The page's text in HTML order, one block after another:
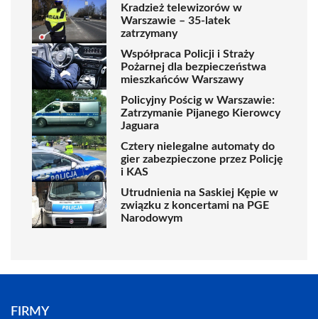
Kradzież telewizorów w
Warszawie – 35-latek
zatrzymany
Współpraca Policji i Straży
Pożarnej dla bezpieczeństwa
mieszkańców Warszawy
Policyjny Pościg w Warszawie:
Zatrzymanie Pijanego Kierowcy
Jaguara
Cztery nielegalne automaty do
gier zabezpieczone przez Policję
i KAS
Utrudnienia na Saskiej Kępie w
związku z koncertami na PGE
Narodowym
FIRMY